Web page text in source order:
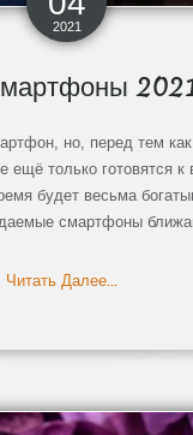
2021
но, перед тем
ещё только готовятся
будет весьма
смартфоны
Читать Далее...